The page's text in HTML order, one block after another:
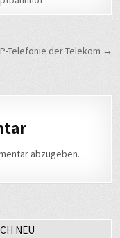
Telefonie der Telekom →
abzugeben.
NEU